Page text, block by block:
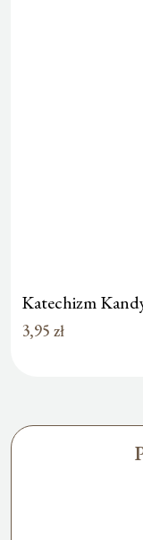
Katechizm
3,95 zł